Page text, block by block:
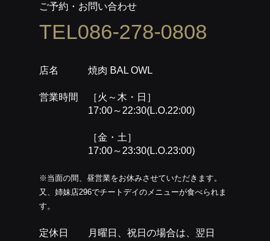
ご予約・お問い合わせ
TEL086-278-0808
店名 焼肉 BAL OWL
営業時間 ［火～木・日］
17:00～22:30(L.O.22:00)
［金・土］
17:00～23:30(L.O.23:00)
※当面の間、昼営業をお休みさせていただきます。
又、姉妹店296でチートデイのメニューが食べられま
す。
定休日 月曜日、祝日の場合は、翌日